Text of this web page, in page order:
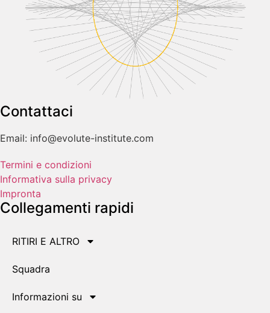
Contattaci
Email: info@evolute-institute.com
Termini e condizioni
Informativa sulla privacy
Impronta
Collegamenti rapidi
RITIRI E ALTRO
Squadra
Informazioni su